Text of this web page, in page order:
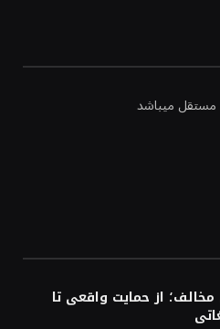
میباشد
از حمایت واقعی تا